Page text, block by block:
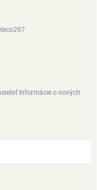
informácie o nových